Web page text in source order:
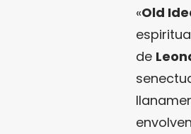
«Old
de